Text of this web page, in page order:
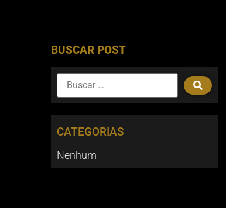
BUSCAR POST
CATEGORIAS
Nenhum